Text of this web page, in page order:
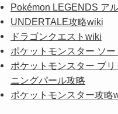
Pokémon LEGENDS ア
UNDERTALE攻略wiki
ドラゴンクエストwiki
ポケットモンスター ソ
ポケットモンスター ブ
ニングパール攻略
ポケットモンスター攻略